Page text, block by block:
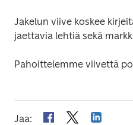
Jakelun viive koskee
jaettavia lehtiä sekä
Pahoittelemme viivettä
Jaa: